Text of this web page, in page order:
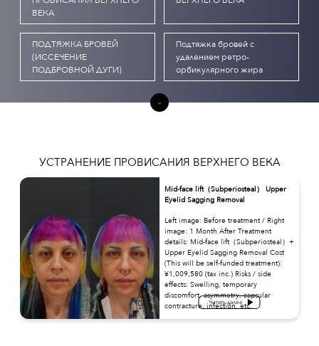
ВЕКА
ПОДТЯЖКА БРОВЕЙ
(ИССЕЧЕНИЕ
ПОДБРОВНОЙ ДУГИ)
Подтяжка бровей с
удалением ретро-
орбикулярного жира
УСТРАНЕНИЕ ПРОВИСАНИЯ ВЕРХНЕГО ВЕКА
Mid-face lift（Subperiosteal） Upper
Eyelid Sagging Removal
Left image: Before treatment / Right
image: 1 Month After Treatment
details: Mid-face lift（Subperiosteal）+
Upper Eyelid Sagging Removal Cost
(This will be self-funded treatment):
¥1,009,580 (tax inc.) Risks / side
effects: Swelling, temporary
discomfort, asymmetry, capsular
contracture, infection, etc.
Читать далее